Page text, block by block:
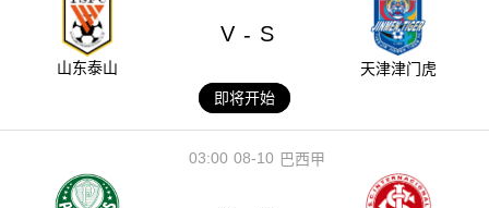
山东泰山
V - S
天津津门虎
即将开始
08-10
03:00 巴西甲